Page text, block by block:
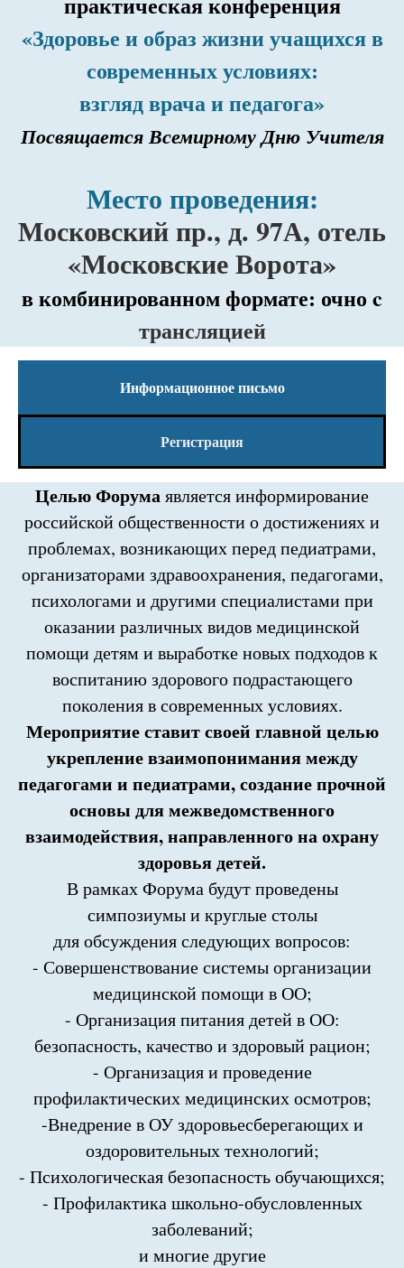
«Здоровье и образ жизни учащихся в
современных условиях:
взгляд врача и педагога»
Посвящается Всемирному Дню Учителя
Место проведения:
Московский пр., д. 97А, отель
«Московские Ворота»
в комбинированном формате: очно c
трансляцией
Информационное письмо
Регистрация
Целью Форумаявляется информирование
российской общественности о достижениях и
проблемах, возникающих перед педиатрами,
организаторами здравоохранения, педагогами,
психологами и другими специалистами при
оказании различных видов медицинской
помощи детям и выработке новых подходов к
воспитанию здорового подрастающего
поколения в современных условиях.
Мероприятие ставит своей главной целью
укрепление взаимопонимания между
педагогами и педиатрами, создание прочной
основы для межведомственного
взаимодействия, направленного на охрану
здоровья детей.
В рамках Форума будут проведены
симпозиумы и круглые столы
для обсуждения следующих вопросов:
- Совершенствование системы организации
медицинской помощи в ОО;
- Организация питания детей в ОО:
безопасность, качество и здоровый рацион;
- Организация и проведение
профилактических медицинских осмотров;
-Внедрение в ОУ здоровьесберегающих и
оздоровительных технологий;
- Психологическая безопасность обучающихся;
- Профилактика школьно-обусловленных
заболеваний;
и многие другие